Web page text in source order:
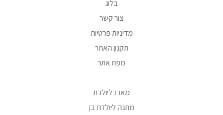
בלוג
צור קשר
מדיניות פרטיות
תקנון האתר
מפת אתר
מארז ליולדת
מתנה ליולדת בן